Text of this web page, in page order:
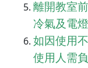
離開教室
冷氣及電
如因使用
使用人需